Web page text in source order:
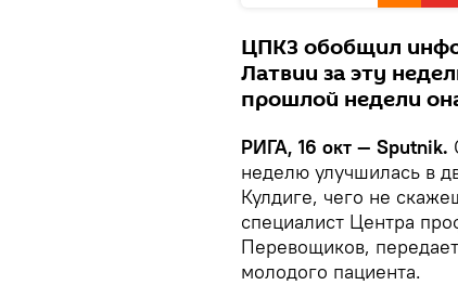
ЦПКЗ обобщил
Латвии за эту
прошлой недели
РИГА, 16 окт — Sputnik.
неделю улучшилась в
Кулдиге, чего не
специалист Центра
Перевощиков, передает
молодого пациента.